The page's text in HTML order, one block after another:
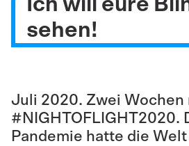
Ich will eure
sehen!
Juli 2020. Zwei Wochen
#NIGHTOFLIGHT2020.
Pandemie hatte die